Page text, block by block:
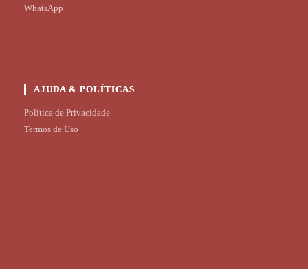
WhatsApp
AJUDA & POLÍTICAS
Política de Privacidade
Termos de Uso